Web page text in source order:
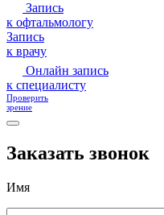
Запись
к офтальмологу
Запись
к врачу
Онлайн запись
к специалисту
Проверить
зрение
Заказать звонок
Имя